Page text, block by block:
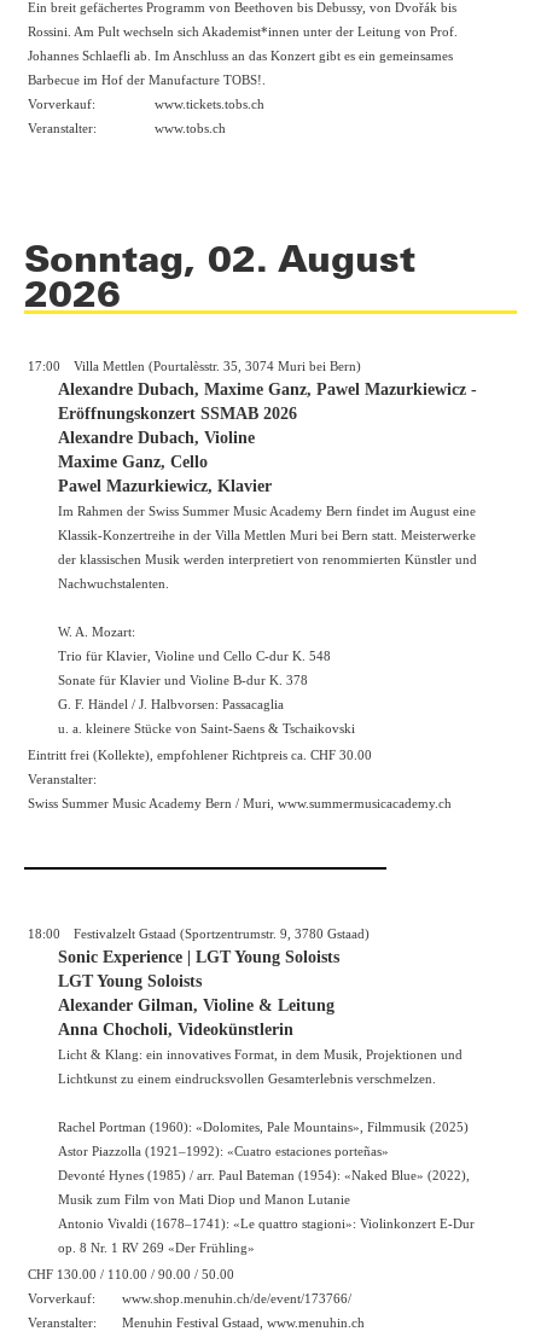
Ein breit gefächertes Programm von Beethoven bis Debussy, von Dvořák bis
Rossini. Am Pult wechseln sich Akademist*innen unter der Leitung von Prof.
Johannes Schlaefli ab. Im Anschluss an das Konzert gibt es ein gemeinsames
Barbecue im Hof der Manufacture TOBS!.
Vorverkauf:
www.tickets.tobs.ch
Veranstalter:
www.tobs.ch
Sonntag, 02. August
2026
17:00 Villa Mettlen (Pourtalèsstr. 35, 3074 Muri bei Bern)
Alexandre Dubach, Maxime Ganz, Pawel Mazurkiewicz -
Eröffnungskonzert SSMAB 2026
Alexandre Dubach, Violine
Maxime Ganz, Cello
Pawel Mazurkiewicz, Klavier
Im Rahmen der Swiss Summer Music Academy Bern findet im August eine
Klassik-Konzertreihe in der Villa Mettlen Muri bei Bern statt. Meisterwerke
der klassischen Musik werden interpretiert von renommierten Künstler und
Nachwuchstalenten.
W. A. Mozart:
Trio für Klavier, Violine und Cello C-dur K. 548
Sonate für Klavier und Violine B-dur K. 378
G. F. Händel / J. Halbvorsen: Passacaglia
u. a. kleinere Stücke von Saint-Saens & Tschaikovski
Eintritt frei (Kollekte), empfohlener Richtpreis ca. CHF 30.00
Veranstalter:
Swiss Summer Music Academy Bern / Muri, www.summermusicacademy.ch
18:00 Festivalzelt Gstaad (Sportzentrumstr. 9, 3780 Gstaad)
Sonic Experience | LGT Young Soloists
LGT Young Soloists
Alexander Gilman, Violine & Leitung
Anna Chocholi, Videokünstlerin
Licht & Klang: ein innovatives Format, in dem Musik, Projektionen und
Lichtkunst zu einem eindrucksvollen Gesamterlebnis verschmelzen.
Rachel Portman (1960): «Dolomites, Pale Mountains», Filmmusik (2025)
Astor Piazzolla (1921–1992): «Cuatro estaciones porteñas»
Devonté Hynes (1985) / arr. Paul Bateman (1954): «Naked Blue» (2022),
Musik zum Film von Mati Diop und Manon Lutanie
Antonio Vivaldi (1678–1741): «Le quattro stagioni»: Violinkonzert E-Dur
op. 8 Nr. 1 RV 269 «Der Frühling»
CHF 130.00 / 110.00 / 90.00 / 50.00
Vorverkauf:
www.shop.menuhin.ch/de/event/173766/
Veranstalter:
Menuhin Festival Gstaad, www.menuhin.ch